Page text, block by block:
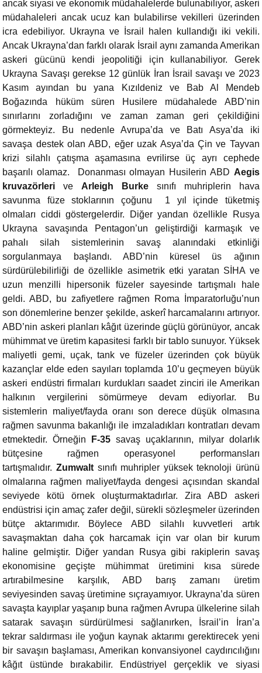
ancak siyasi ve ekonomik müdahalelerde bulunabiliyor, askeri
müdahaleleri ancak ucuz kan bulabilirse vekilleri üzerinden
icra edebiliyor. Ukrayna ve İsrail halen kullandığı iki vekili.
Ancak Ukrayna’dan farklı olarak İsrail aynı zamanda Amerikan
askeri gücünü kendi jeopolitiği için kullanabiliyor. Gerek
Ukrayna Savaşı gerekse 12 günlük İran İsrail savaşı ve 2023
Kasım ayından bu yana Kızıldeniz ve Bab Al Mendeb
Boğazında hüküm süren Husilere müdahalede ABD’nin
sınırlarını zorladığını ve zaman zaman geri çekildiğini
görmekteyiz. Bu nedenle Avrupa’da ve Batı Asya’da iki
savaşa destek olan ABD, eğer uzak Asya’da Çin ve Tayvan
krizi silahlı çatışma aşamasına evrilirse üç ayrı cephede
başarılı olamaz. Donanması olmayan Husilerin ABD Aegis
kruvazörleri ve Arleigh Burke sınıfı muhriplerin hava
savunma füze stoklarının çoğunu 1 yıl içinde tüketmiş
olmaları ciddi göstergelerdir. Diğer yandan özellikle Rusya
Ukrayna savaşında Pentagon’un geliştirdiği karmaşık ve
pahalı silah sistemlerinin savaş alanındaki etkinliği
sorgulanmaya başlandı. ABD’nin küresel üs ağının
sürdürülebilirliği de özellikle asimetrik etki yaratan SİHA ve
uzun menzilli hipersonik füzeler sayesinde tartışmalı hale
geldi. ABD, bu zafiyetlere rağmen Roma İmparatorluğu’nun
son dönemlerine benzer şekilde, askerî harcamalarını artırıyor.
ABD’nin askeri planları kâğıt üzerinde güçlü görünüyor, ancak
mühimmat ve üretim kapasitesi farklı bir tablo sunuyor. Yüksek
maliyetli gemi, uçak, tank ve füzeler üzerinden çok büyük
kazançlar elde eden sayıları toplamda 10’u geçmeyen büyük
askeri endüstri firmaları kurdukları saadet zinciri ile Amerikan
halkının vergilerini sömürmeye devam ediyorlar. Bu
sistemlerin maliyet/fayda oranı son derece düşük olmasına
rağmen savunma bakanlığı ile imzaladıkları kontratları devam
etmektedir. Örneğin
F-35 savaş uçaklarının, milyar dolarlık
bütçesine rağmen operasyonel performansları
tartışmalıdır. Zumwalt sınıfı muhripler yüksek teknoloji ürünü
olmalarına rağmen maliyet/fayda dengesi açısından skandal
seviyede kötü örnek oluşturmaktadırlar. Zira ABD askeri
endüstrisi için amaç zafer değil, sürekli sözleşmeler üzerinden
bütçe aktarımıdır. Böylece ABD silahlı kuvvetleri artık
savaşmaktan daha çok harcamak için var olan bir kurum
haline gelmiştir. Diğer yandan Rusya gibi rakiplerin savaş
ekonomisine geçişte mühimmat üretimini kısa sürede
artırabilmesine karşılık, ABD barış zamanı üretim
seviyesinden savaş üretimine sıçrayamıyor. Ukrayna’da süren
savaşta kayıplar yaşanıp buna rağmen Avrupa ülkelerine silah
satarak savaşın sürdürülmesi sağlanırken, İsrail’in İran’a
tekrar saldırması ile yoğun kaynak aktarımı gerektirecek yeni
bir savaşın başlaması, Amerikan konvansiyonel caydırıcılığını
kâğıt üstünde bırakabilir. Endüstriyel gerçeklik ve siyasi